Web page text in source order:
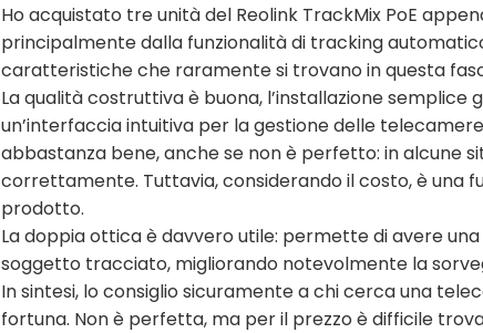
Ho acquistato tre unità del Reolink TrackMix PoE
principalmente dalla funzionalità di tracking
caratteristiche che raramente si trovano in questa
La qualità costruttiva è buona, l’installazione semplice
un’interfaccia intuitiva per la gestione delle
abbastanza bene, anche se non è perfetto: in alcune
correttamente. Tuttavia, considerando il costo, è una
prodotto.
La doppia ottica è davvero utile: permette di avere
soggetto tracciato, migliorando notevolmente la
In sintesi, lo consiglio sicuramente a chi cerca una
fortuna. Non è perfetta, ma per il prezzo è difficile